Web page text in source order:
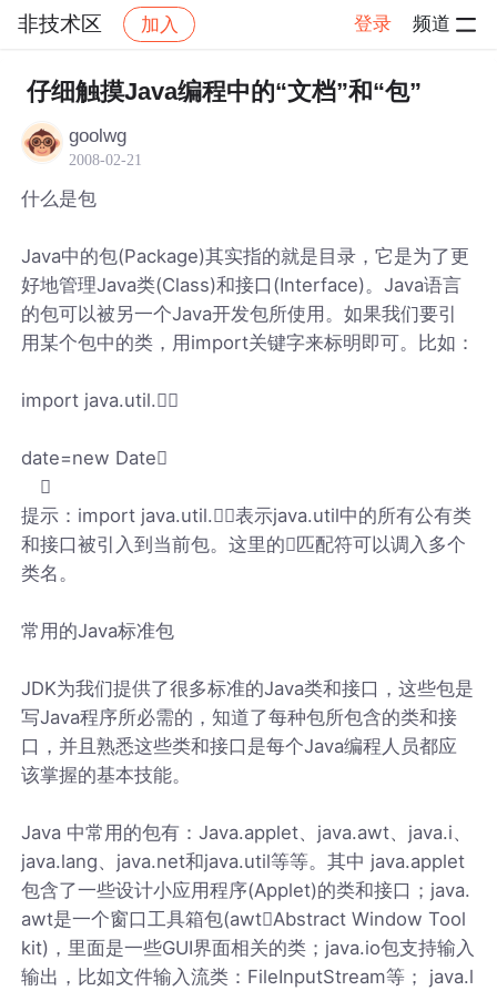
非技术区 加入 登录 频道
社区 非技术区 帖子详情
仔细触摸Java编程中的“文档”和“包”
goolwg
2008-02-21
什么是包
Java中的包(Package)其实指的就是目录，它是为了更
好地管理Java类(Class)和接口(Interface)。Java语言
的包可以被另一个Java开发包所使用。如果我们要引
用某个包中的类，用import关键字来标明即可。比如：
import java.util.
date=new Date

提示：import java.util.表示java.util中的所有公有类
和接口被引入到当前包。这里的匹配符可以调入多个
类名。
常用的Java标准包
JDK为我们提供了很多标准的Java类和接口，这些包是
写Java程序所必需的，知道了每种包所包含的类和接
口，并且熟悉这些类和接口是每个Java编程人员都应
该掌握的基本技能。
Java 中常用的包有：Java.applet、java.awt、java.i、
java.lang、java.net和java.util等等。其中 java.applet
包含了一些设计小应用程序(Applet)的类和接口；java.
awt是一个窗口工具箱包(awtAbstract Window Tool
kit)，里面是一些GUI界面相关的类；java.io包支持输入
输出，比如文件输入流类：FileInputStream等； java.l